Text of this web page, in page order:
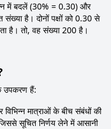
में बदलें (30% = 0.30) और
है। दोनों पक्षों को 0.30 से
है। तो, वह संख्या 200 है।
उपकरण हैं:
मात्राओं के बीच संबंधों की
सूचित निर्णय लेने में आसानी